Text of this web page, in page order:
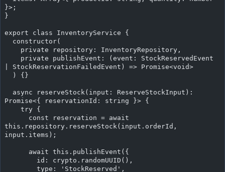
}>;
}
export class InventoryService {
  constructor(
    private repository: InventoryRepository,
| StockReservationFailedEvent) => Promise<void>
  ) {}
Promise<{ reservationId: string }> {
    try {
this.repository.reserveStock(input.orderId,
input.items);
      await this.publishEvent({
        id: crypto.randomUUID(),
        type: 'StockReserved',